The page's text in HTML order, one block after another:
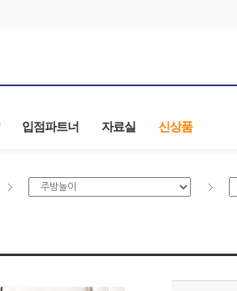
입점파트너 자료실 신상품